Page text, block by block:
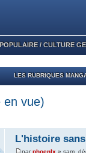
/ CULTURE
LES RUBRIQUES
en vue)
L'histoire
parphoenlx » sam.